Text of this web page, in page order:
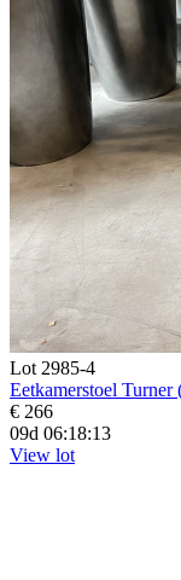
Lot 2985-4
Eetkamerstoel
€ 266
09d 06:18:11
View lot